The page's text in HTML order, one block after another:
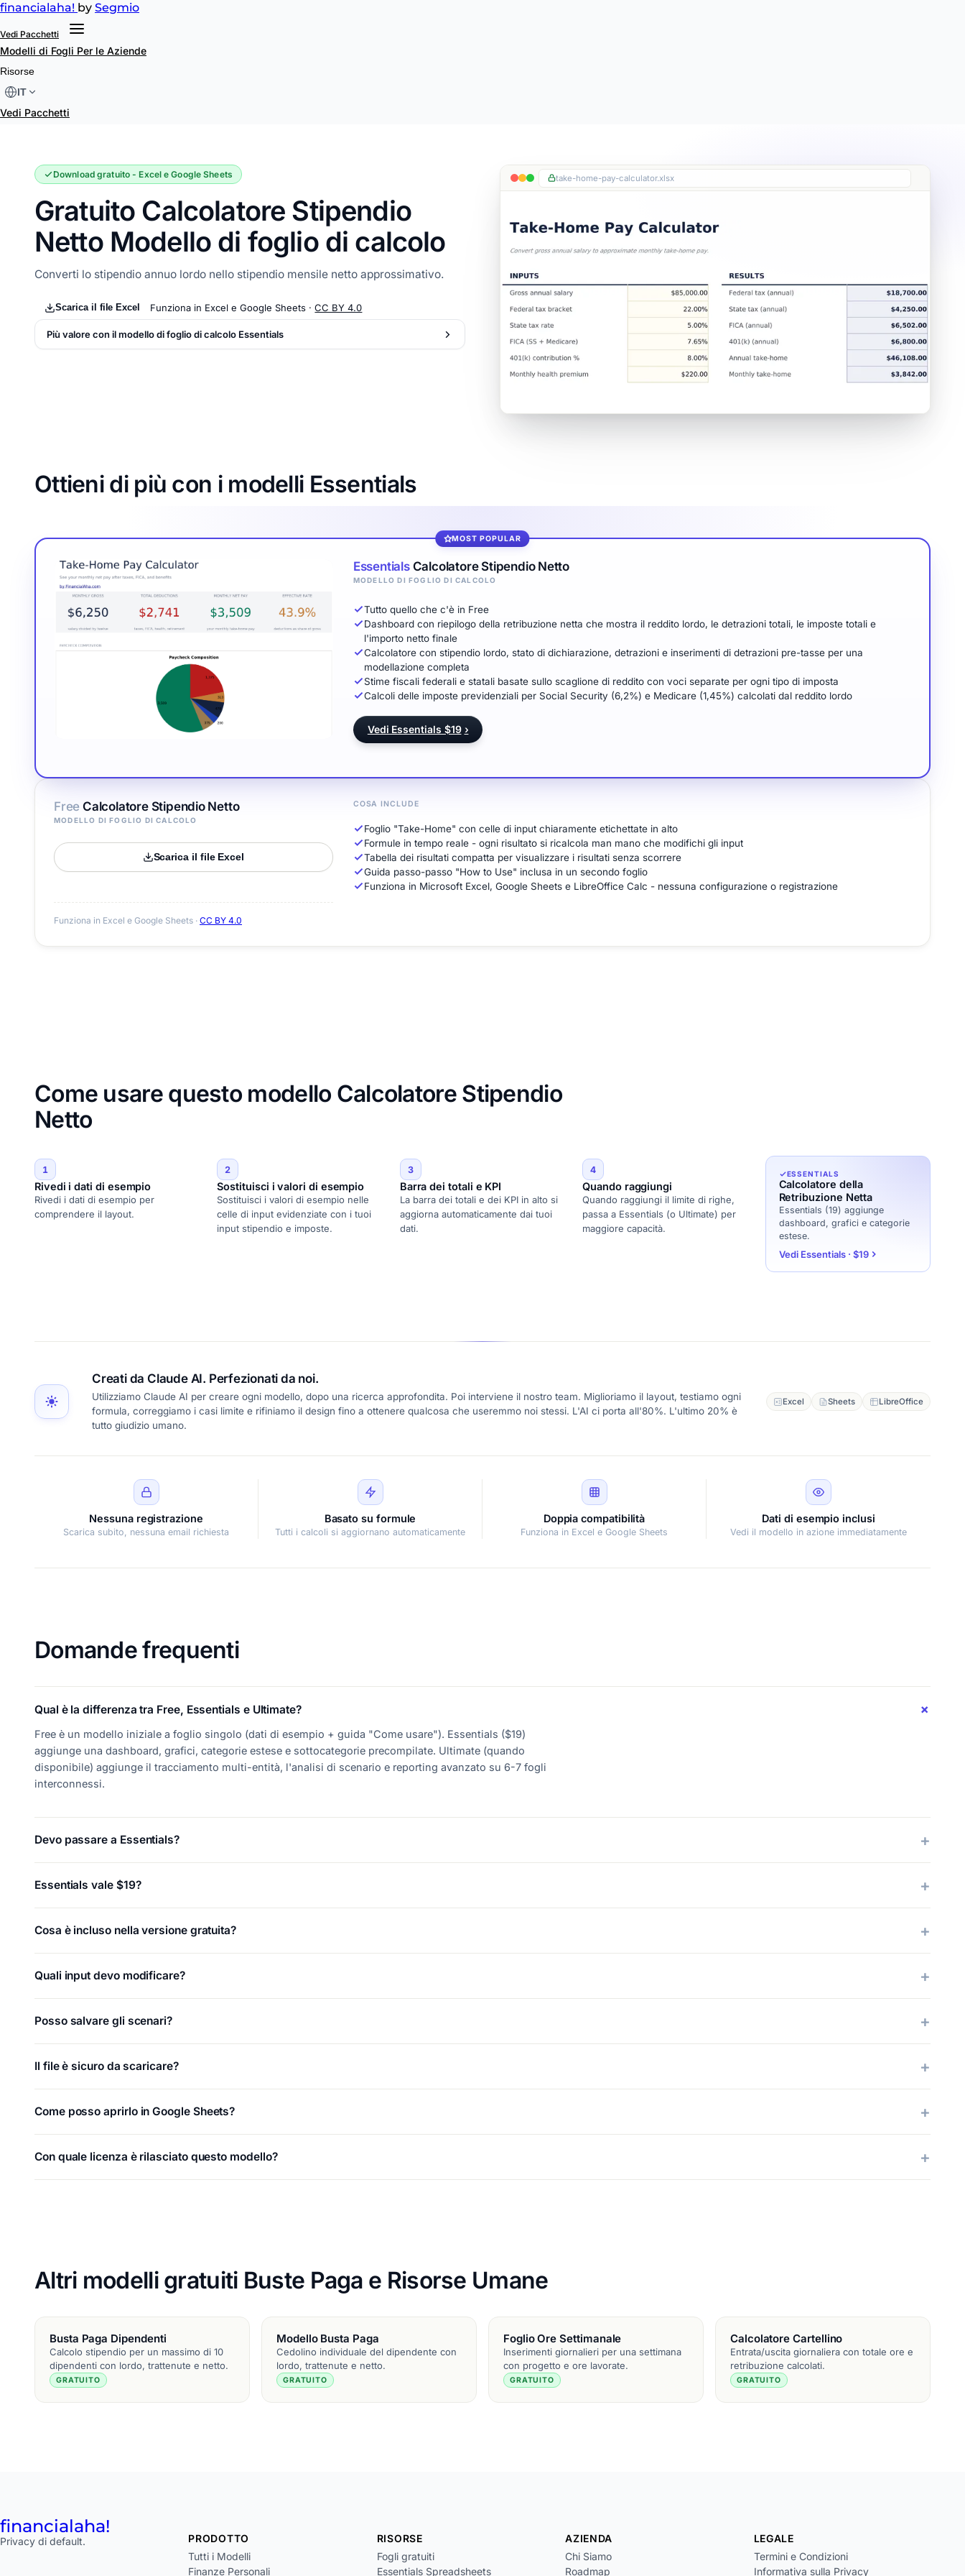
financialaha! by Segmio
Vedi Pacchetti
Modelli di Fogli Per le Aziende
Risorse
IT
Vedi Pacchetti
Calcolatore Stipendio Netto
Download gratuito - Excel e Google Sheets
Gratuito Calcolatore Stipendio
Netto Modello di foglio di calcolo
Converti lo stipendio annuo lordo nello stipendio mensile netto approssimativo.
Scarica il file Excel Funziona in Excel e Google Sheets ·CC BY 4.0
Più valore con il modello di foglio di calcolo Essentials
take-home-pay-calculator.xlsx
Ottieni di più con i modelli Essentials
Free Calcolatore Stipendio Netto
MODELLO DI FOGLIO DI CALCOLO
Scarica il file Excel
Funziona in Excel e Google Sheets · CC BY 4.0
COSA INCLUDE
Foglio "Take-Home" con celle di input chiaramente etichettate in alto
Formule in tempo reale - ogni risultato si ricalcola man mano che modifichi gli input
Tabella dei risultati compatta per visualizzare i risultati senza scorrere
Guida passo-passo "How to Use" inclusa in un secondo foglio
Funziona in Microsoft Excel, Google Sheets e LibreOffice Calc - nessuna configurazione o registrazione
MOST POPULAR
EssentialsCalcolatore Stipendio Netto
MODELLO DI FOGLIO DI CALCOLO
Tutto quello che c'è in Free
Dashboard con riepilogo della retribuzione netta che mostra il reddito lordo, le detrazioni totali, le imposte totali e
l'importo netto finale
Calcolatore con stipendio lordo, stato di dichiarazione, detrazioni e inserimenti di detrazioni pre-tasse per una
modellazione completa
Stime fiscali federali e statali basate sullo scaglione di reddito con voci separate per ogni tipo di imposta
Calcoli delle imposte previdenziali per Social Security (6,2%) e Medicare (1,45%) calcolati dal reddito lordo
Vedi Essentials $19 ›
Come usare questo modello Calcolatore Stipendio
Netto
1
Rivedi i dati di esempio
Rivedi i dati di esempio per
comprendere il layout.
2
Sostituisci i valori di esempio
Sostituisci i valori di esempio nelle
celle di input evidenziate con i tuoi
input stipendio e imposte.
3
Barra dei totali e KPI
La barra dei totali e dei KPI in alto si
aggiorna automaticamente dai tuoi
dati.
4
Quando raggiungi
Quando raggiungi il limite di righe,
passa a Essentials (o Ultimate) per
maggiore capacità.
ESSENTIALS
Calcolatore della
Retribuzione Netta
Essentials (19) aggiunge
dashboard, grafici e categorie
estese.
Vedi Essentials · $19
Creati da Claude AI. Perfezionati da noi.
Utilizziamo Claude AI per creare ogni modello, dopo una ricerca approfondita. Poi interviene il nostro team. Miglioriamo il layout, testiamo ogni
formula, correggiamo i casi limite e rifiniamo il design fino a ottenere qualcosa che useremmo noi stessi. L'AI ci porta all'80%. L'ultimo 20% è
tutto giudizio umano.
Excel Sheets LibreOffice
Nessuna registrazione
Scarica subito, nessuna email richiesta
Basato su formule
Tutti i calcoli si aggiornano automaticamente
Doppia compatibilità
Funziona in Excel e Google Sheets
Dati di esempio inclusi
Vedi il modello in azione immediatamente
Domande frequenti
Qual è la differenza tra Free, Essentials e Ultimate?
Free è un modello iniziale a foglio singolo (dati di esempio + guida "Come usare"). Essentials ($19)
aggiunge una dashboard, grafici, categorie estese e sottocategorie precompilate. Ultimate (quando
disponibile) aggiunge il tracciamento multi-entità, l'analisi di scenario e reporting avanzato su 6-7 fogli
interconnessi.
Devo passare a Essentials?
Essentials vale $19?
Cosa è incluso nella versione gratuita?
Quali input devo modificare?
Posso salvare gli scenari?
Il file è sicuro da scaricare?
Come posso aprirlo in Google Sheets?
Con quale licenza è rilasciato questo modello?
Altri modelli gratuiti Buste Paga e Risorse Umane
Busta Paga Dipendenti
Calcolo stipendio per un massimo di 10
dipendenti con lordo, trattenute e netto.
GRATUITO
Modello Busta Paga
Cedolino individuale del dipendente con
lordo, trattenute e netto.
GRATUITO
Foglio Ore Settimanale
Inserimenti giornalieri per una settimana
con progetto e ore lavorate.
GRATUITO
Calcolatore Cartellino
Entrata/uscita giornaliera con totale ore e
retribuzione calcolati.
GRATUITO
financialaha!
Privacy di default.
PRODOTTO
Tutti i Modelli
Finanze Personali
RISORSE
Fogli gratuiti
Essentials Spreadsheets
AZIENDA
Chi Siamo
Roadmap
LEGALE
Termini e Condizioni
Informativa sulla Privacy